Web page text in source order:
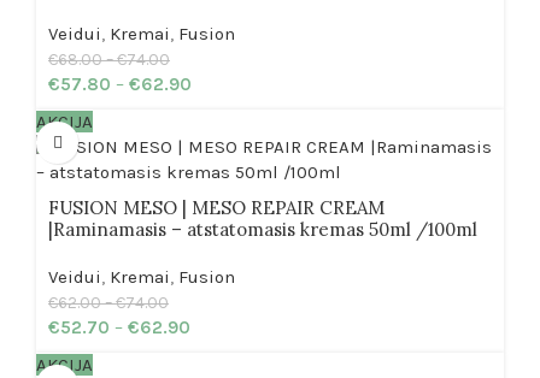
Veidui, Kremai, Fusion
€68.00 – €74.00
€57.80 – €62.90
AKCIJA
FUSION MESO | MESO REPAIR CREAM
|Raminamasis – atstatomasis kremas 50ml /100ml
Veidui, Kremai, Fusion
€62.00 – €74.00
€52.70 – €62.90
AKCIJA